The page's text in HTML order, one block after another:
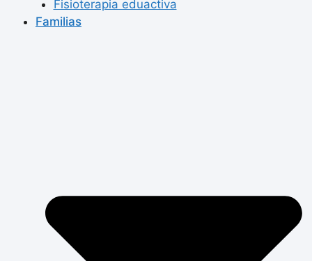
Fisioterapia eduactiva
Familias